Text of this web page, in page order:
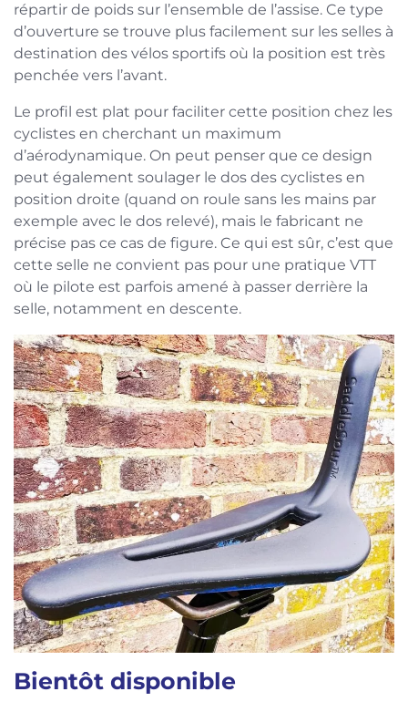
répartir de poids sur l’ensemble de l’assise. Ce type
d’ouverture se trouve plus facilement sur les selles à
destination des vélos sportifs où la position est très
penchée vers l’avant.
Le profil est plat pour faciliter cette position chez les
cyclistes en cherchant un maximum
d’aérodynamique. On peut penser que ce design
peut également soulager le dos des cyclistes en
position droite (quand on roule sans les mains par
exemple avec le dos relevé), mais le fabricant ne
précise pas ce cas de figure. Ce qui est sûr, c’est que
cette selle ne convient pas pour une pratique VTT
où le pilote est parfois amené à passer derrière la
selle, notamment en descente.
Bientôt disponible